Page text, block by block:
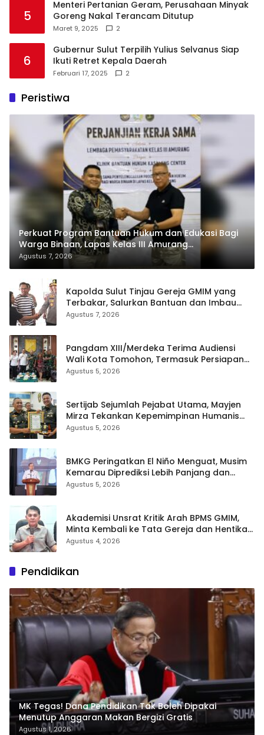
5
Menteri Pertanian Geram, Perusahaan Minyak
Goreng Nakal Terancam Ditutup
Maret 9, 2025 2
6
Gubernur Sulut Terpilih Yulius Selvanus Siap
Ikuti Retret Kepala Daerah
Februari 17, 2025 2
Peristiwa
Perkuat Program Bantuan Hukum dan Edukasi Bagi
Warga Binaan, Lapas Kelas III Amurang
Tandatangani MoU Dengan LBH KASALANG CENTER
Agustus 7, 2026
Kapolda Sulut Tinjau Gereja GMIM yang
Terbakar, Salurkan Bantuan dan Imbau
Waspada Musim Kemarau
Agustus 7, 2026
Pangdam XIII/Merdeka Terima Audiensi
Wali Kota Tomohon, Termasuk Persiapan
TIFF
Agustus 5, 2026
Sertijab Sejumlah Pejabat Utama, Mayjen
Mirza Tekankan Kepemimpinan Humanis
dan Profesional
Agustus 5, 2026
BMKG Peringatkan El Niño Menguat, Musim
Kemarau Diprediksi Lebih Panjang dan
Kering pada Agustus–September
Agustus 5, 2026
Akademisi Unsrat Kritik Arah BPMS GMIM,
Minta Kembali ke Tata Gereja dan Hentikan
Polarisasi
Agustus 4, 2026
Pendidikan
MK Tegas! Dana Pendidikan Tak Boleh Dipakai
Menutup Anggaran Makan Bergizi Gratis
Agustus 1, 2026